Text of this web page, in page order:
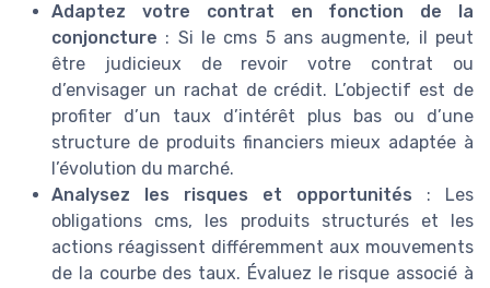
Adaptez votre contrat en fonction de la
conjoncture : Si le cms 5 ans augmente, il peut
être judicieux de revoir votre contrat ou
d’envisager un rachat de crédit. L’objectif est de
profiter d’un taux d’intérêt plus bas ou d’une
structure de produits financiers mieux adaptée à
l’évolution du marché.
Analysez les risques et opportunités : Les
obligations cms, les produits structurés et les
actions réagissent différemment aux mouvements
de la courbe des taux. Évaluez le risque associé à